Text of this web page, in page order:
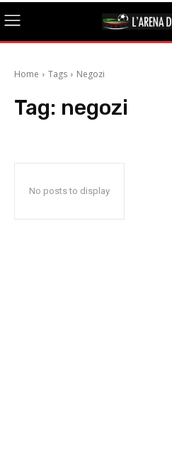
Home Tags Negozi
Tag: negozi
No posts to display